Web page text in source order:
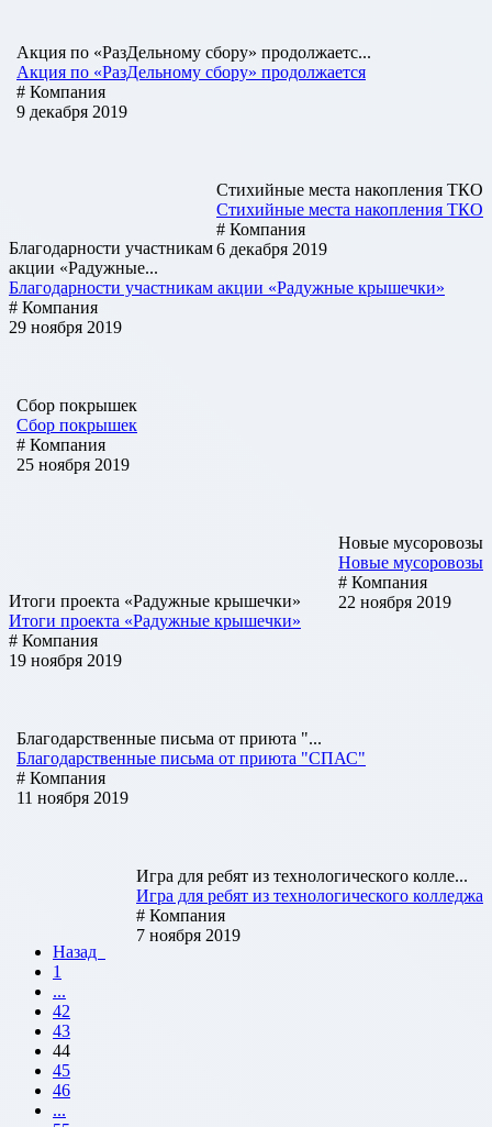
Акция по «РазДельному сбору» продолжаетс...
Акция по «РазДельному сбору» продолжается
# Компания
9 декабря 2019
Стихийные места накопления ТКО
Стихийные места накопления ТКО
# Компания
6 декабря 2019
Благодарности участникам
акции «Радужные...
Благодарности участникам акции «Радужные крышечки»
# Компания
29 ноября 2019
Сбор покрышек
Сбор покрышек
# Компания
25 ноября 2019
Новые мусоровозы
Новые мусоровозы
# Компания
22 ноября 2019
Итоги проекта «Радужные крышечки»
Итоги проекта «Радужные крышечки»
# Компания
19 ноября 2019
Благодарственные письма от приюта "...
Благодарственные письма от приюта "СПАС"
# Компания
11 ноября 2019
Игра для ребят из технологического колле...
Игра для ребят из технологического колледжа
# Компания
7 ноября 2019
Назад
1
...
42
43
44
45
46
...